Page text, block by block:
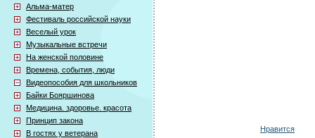
Альма-матер
Фестиваль российской науки
Веселый урок
Музыкальные встречи
На женской половине
Времена, события, люди
Видеопособия для школьников
Байки Бояршинова
Медицина. здоровье. красота
Принцип закона
В гостях у ветерана
Нравится